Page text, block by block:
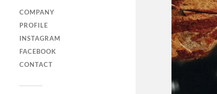
COMPANY
PROFILE
INSTAGRAM
FACEBOOK
CONTACT